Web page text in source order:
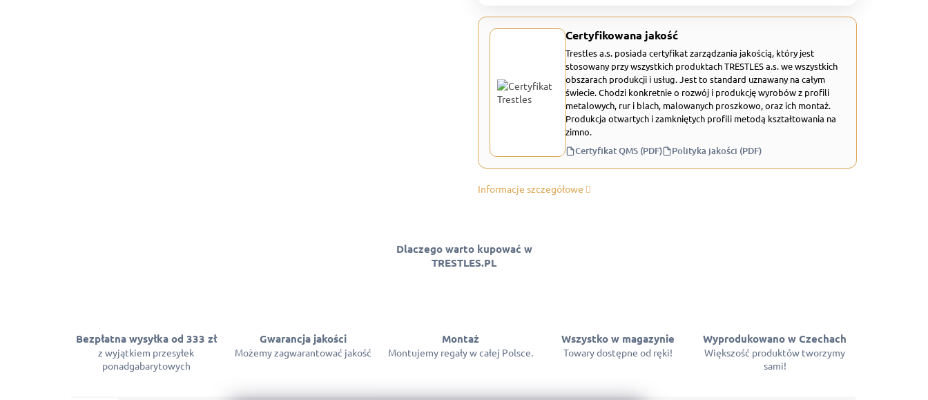
Certyfikowana jakość
Trestles a.s. posiada certyfikat zarządzania jakością, który jest
stosowany przy wszystkich produktach TRESTLES a.s. we wszystkich
obszarach produkcji i usług. Jest to standard uznawany na całym
świecie. Chodzi konkretnie o rozwój i produkcję wyrobów z profili
metalowych, rur i blach, malowanych proszkowo, oraz ich montaż.
Produkcja otwartych i zamkniętych profili metodą kształtowania na
zimno.
Certyfikat QMS (PDF) Polityka jakości (PDF)
Informacje szczegółowe
Dlaczego warto kupować w
TRESTLES.PL
Bezpłatna wysyłka od 333 zł
z wyjątkiem przesyłek
ponadgabarytowych
Gwarancja jakości
Możemy zagwarantować jakość
Montaż
Montujemy regały w całej Polsce.
Wszystko w magazynie
Towary dostępne od ręki!
Wyprodukowano w Czechach
Większość produktów tworzymy
sami!